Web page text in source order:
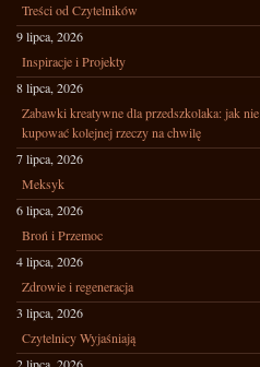
Treści od Czytelników
9 lipca, 2026
Inspiracje i Projekty
8 lipca, 2026
Zabawki kreatywne dla przedszkolaka: jak nie
kupować kolejnej rzeczy na chwilę
7 lipca, 2026
Meksyk
6 lipca, 2026
Broń i Przemoc
4 lipca, 2026
Zdrowie i regeneracja
3 lipca, 2026
Czytelnicy Wyjaśniają